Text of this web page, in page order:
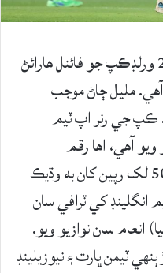
پاڪستان ڪرڪيٽ ٽيم کي ٽي-20 ورلڊڪپ جو فائنل هارائڻ
مليل ڄاڻ موجب
ميدان ۾ ٽي-20 ورلڊ ڪپ جي رنر اپ ٽيم
ڏنو ويو آهي، اها رقم
پاڪستاني ڪرنسي ۾ 17 ڪروڙ 50 لک رپين کان به وڌيڪ
انگلينڊ کي ٽرافي سان
(35 ڪروڙ رپيا) انعام سان نوازيو ويو.
ٽيمن ڀارت ۽ نيوزيلينڊ